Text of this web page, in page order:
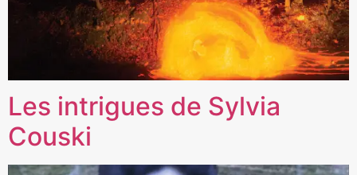
Les intrigues de Sylvia
Couski